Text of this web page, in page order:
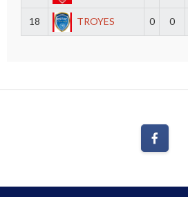
18 TROYES 0 0